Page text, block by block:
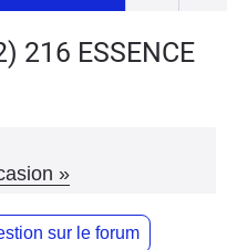
216 ESSENCE
»
sur le forum